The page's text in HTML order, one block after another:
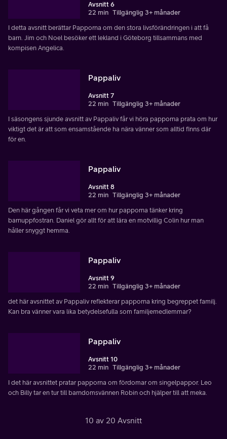
Avsnitt 6
22 min Tillgänglig 3+ månader
I detta avsnitt berättar Papporna om den stora livsförändringen i att få
barn. Jim och Noel besöker ett lekland i Göteborg tillsammans med
kompisen Angelica.
Pappaliv
Avsnitt 7
22 min Tillgänglig 3+ månader
I säsongens sjunde avsnitt av Pappaliv får vi höra papporna prata om hur
viktigt det är att som ensamstående ha nära vänner som alltid finns där
för en.
Pappaliv
Avsnitt 8
22 min Tillgänglig 3+ månader
Den här gången får vi veta mer om hur papporna tänker kring
barnuppfostran. Daniel gör allt för att lära en motvillig Colin hur man
håller snyggt hemma.
Pappaliv
Avsnitt 9
22 min Tillgänglig 3+ månader
det här avsnittet av Pappaliv reflekterar papporna kring begreppet familj.
Kan bra vänner vara lika betydelsefulla som familjemedlemmar?
Pappaliv
Avsnitt 10
22 min Tillgänglig 3+ månader
I det här avsnittet pratar papporna om fördomar om singelpappor. Leo
och Billy tar en tur till barndomsvännen Robin och hjälper till att meka.
10 av 20 Avsnitt